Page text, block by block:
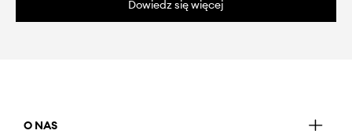
Dowiedz się więcej
O NAS